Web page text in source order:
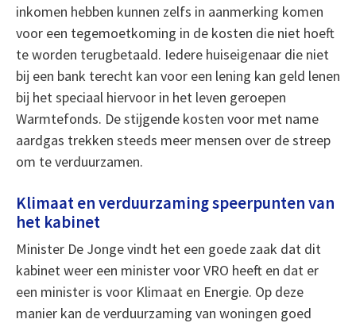
inkomen hebben kunnen zelfs in aanmerking komen
voor een tegemoetkoming in de kosten die niet hoeft
te worden terugbetaald. Iedere huiseigenaar die niet
bij een bank terecht kan voor een lening kan geld lenen
bij het speciaal hiervoor in het leven geroepen
Warmtefonds. De stijgende kosten voor met name
aardgas trekken steeds meer mensen over de streep
om te verduurzamen.
Klimaat en verduurzaming speerpunten van
het kabinet
Minister De Jonge vindt het een goede zaak dat dit
kabinet weer een minister voor VRO heeft en dat er
een minister is voor Klimaat en Energie. Op deze
manier kan de verduurzaming van woningen goed